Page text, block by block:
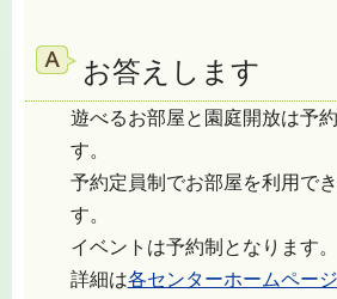
お答えします
遊べるお部屋と園庭開放は予
す。
予約定員制でお部屋を利用で
す。
イベントは予約制となります。
詳細は各センターホームページ